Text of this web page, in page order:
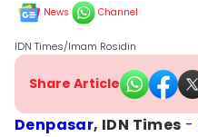
News Channel
IDN Times/Imam Rosidin
Share Article
Denpasar, IDN Times -